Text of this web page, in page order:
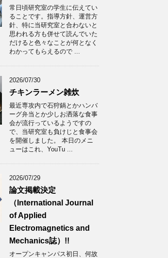
常日頃研究室の学生に伝えてい
ることです。指導方針、運営方
針、特に当研究室と合わないと
思われる方も併せて読んでいた
だけると色々なことが何となく
わかってもらえるので ...
2026/07/30
チキンラーメン雑炊
最近専攻内で石狩鍋とかハンバ
ーグ弁当とか少しお洒落な食事
会が流行っているようですの
で、当研究室も負けじと食事会
を開催しました。 本日のメニ
ューはこれ、YouTu ...
2026/07/29
論文掲載決定
（International Journal
of Applied
Electromagnetics and
Mechanics誌）!!
オープンキャンパス初日、何故